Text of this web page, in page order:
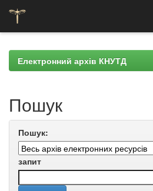
navigationЕлектронний архів КНУТД
Пошук
Пошук:
запит